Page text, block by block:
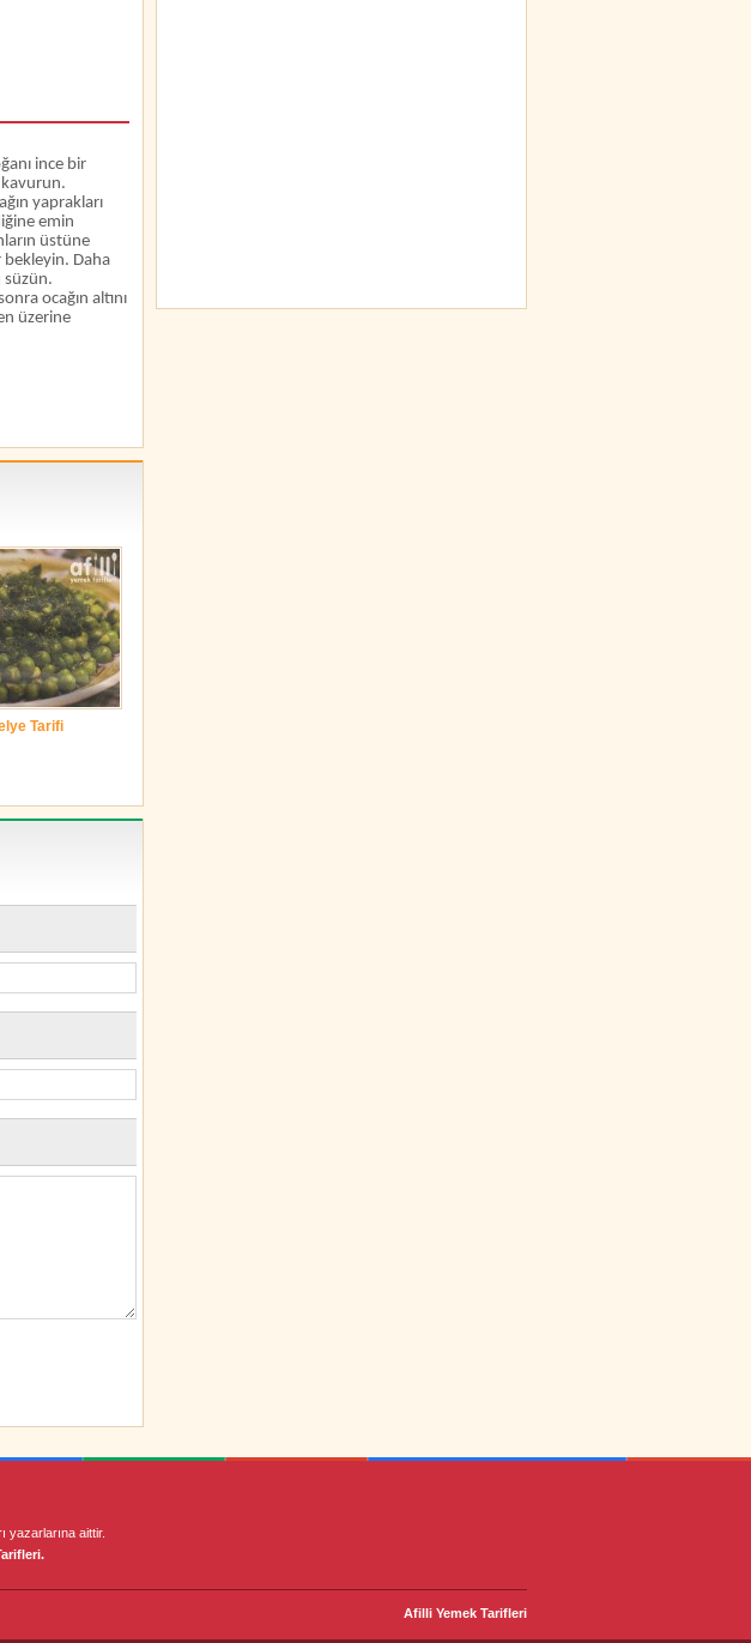
ince bir
kavurun.
yaprakları
emin
üstüne
bekleyin. Daha
süzün.
ocağın altını
üzerine
Tarifi
yazarlarına aittir.
Afilli Yemek Tarifleri